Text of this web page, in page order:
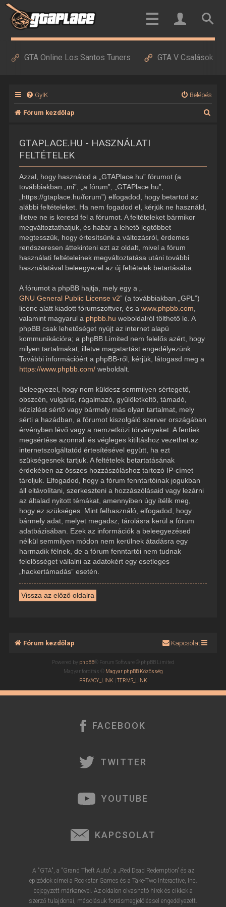
GTA Online Los Santos Tuners GTA V Csalások
GyIK Belépés
Fórum kezdőlap
GTAPLACE.HU - HASZNÁLATI
FELTÉTELEK
Azzal, hogy használod a „GTAPlace.hu” fórumot (a
továbbiakban „mi”, „a fórum”, „GTAPlace.hu”,
„https://gtaplace.hu/forum”) elfogadod, hogy betartod az
alábbi feltételeket. Ha nem fogadod el, kérjük ne használd,
illetve ne is keresd fel a fórumot. A feltételeket bármikor
megváltoztathatjuk, és habár a lehető legtöbbet
megtesszük, hogy értesítsünk a változásról, érdemes
rendszeresen áttekinteni ezt az oldalt, mivel a fórum
használati feltételeinek megváltoztatása utáni további
használatával beleegyezel az új feltételek betartásába.
A fórumot a phpBB hajtja, mely egy a „
GNU General Public License v2” (a továbbiakban „GPL”)
licenc alatt kiadott fórumszoftver, és a www.phpbb.com
valamint magyarul a phpbb.hu weboldalról tölthető le. A
phpBB csak lehetőséget nyújt az internet alapú
kommunikációra; a phpBB Limited nem felelős azért, hogy
milyen tartalmakat, illetve magatartást engedélyezünk.
További információért a phpBB-ről, kérjük, látogasd meg a
https://www.phpbb.com/weboldalt.
Beleegyezel, hogy nem küldesz semmilyen sértegető,
obszcén, vulgáris, rágalmazó, gyűlöletkeltő, támadó,
közízlést sértő vagy bármely más olyan tartalmat, mely
sérti a hazádban, a fórumot kiszolgáló szerver országában
érvényben lévő vagy a nemzetközi törvényeket. A fentiek
megsértése azonnali és végleges kitiltáshoz vezethet az
internetszolgáltatód értesítésével együtt, ha ezt
szükségesnek tartjuk. A feltételek betartatásának
érdekében az összes hozzászóláshoz tartozó IP-címet
tároljuk. Elfogadod, hogy a fórum fenntartóinak jogukban
áll eltávolítani, szerkeszteni a hozzászólásaid vagy lezárni
az általad nyitott témákat, amennyiben úgy ítélik meg,
hogy ez szükséges. Mint felhasználó, elfogadod, hogy
bármely adat, melyet megadsz, tárolásra kerül a fórum
adatbázisában. Ezek az információk a beleegyezésed
nélkül semmilyen módon nem kerülnek átadásra egy
harmadik félnek, de a fórum fenntartói nem tudnak
felelősséget vállalni az adatokért egy esetleges
„hackertámadás” esetén.
Vissza az előző oldalra
Fórum kezdőlap Kapcsolat
Powered by phpBB® Forum Software © phpBB Limited
Magyar fordítás © Magyar phpBB Közösség
PRIVACY_LINK |TERMS_LINK
FACEBOOK
TWITTER
YOUTUBE
KAPCSOLAT
A "GTA", a "Grand Theft Auto", a „Red Dead Redemption” és az
epizódok címei a Rockstar Games és a Take-Two Interactive, Inc.
bejegyzett márkanevei. Az oldalon olvasható hírek és cikkek a
szerző tulajdonai, másolásuk forrásmegjelöléssel engedélyezett.